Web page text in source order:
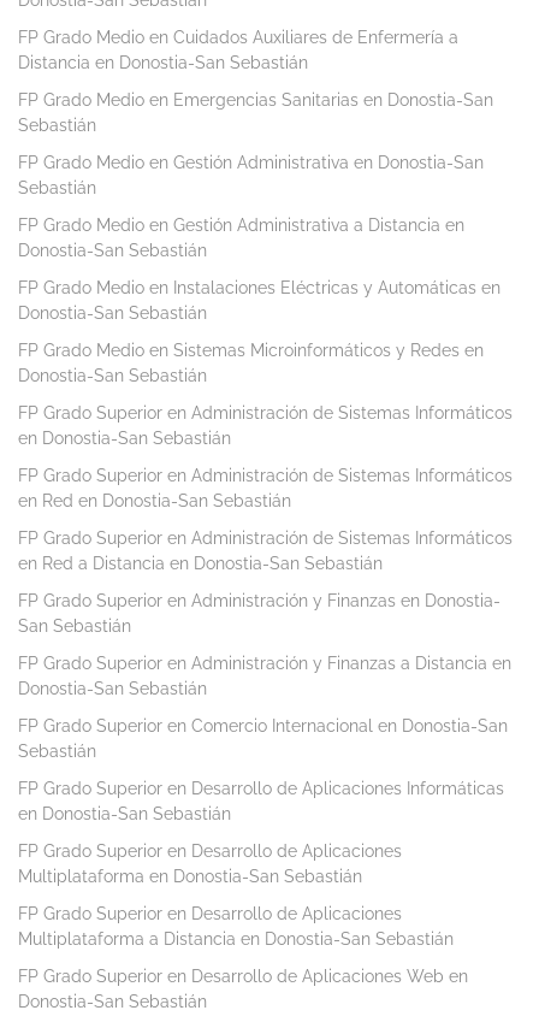
FP Grado Medio en Cuidados Auxiliares de Enfermería a
Distancia en Donostia-San Sebastián
FP Grado Medio en Emergencias Sanitarias en Donostia-San
Sebastián
FP Grado Medio en Gestión Administrativa en Donostia-San
Sebastián
FP Grado Medio en Gestión Administrativa a Distancia en
Donostia-San Sebastián
FP Grado Medio en Instalaciones Eléctricas y Automáticas en
Donostia-San Sebastián
FP Grado Medio en Sistemas Microinformáticos y Redes en
Donostia-San Sebastián
FP Grado Superior en Administración de Sistemas Informáticos
en Donostia-San Sebastián
FP Grado Superior en Administración de Sistemas Informáticos
en Red en Donostia-San Sebastián
FP Grado Superior en Administración de Sistemas Informáticos
en Red a Distancia en Donostia-San Sebastián
FP Grado Superior en Administración y Finanzas en Donostia-
San Sebastián
FP Grado Superior en Administración y Finanzas a Distancia en
Donostia-San Sebastián
FP Grado Superior en Comercio Internacional en Donostia-San
Sebastián
FP Grado Superior en Desarrollo de Aplicaciones Informáticas
en Donostia-San Sebastián
FP Grado Superior en Desarrollo de Aplicaciones
Multiplataforma en Donostia-San Sebastián
FP Grado Superior en Desarrollo de Aplicaciones
Multiplataforma a Distancia en Donostia-San Sebastián
FP Grado Superior en Desarrollo de Aplicaciones Web en
Donostia-San Sebastián